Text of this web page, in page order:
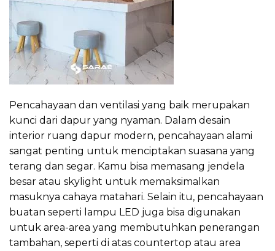
Pencahayaan dan ventilasi yang baik merupakan
kunci dari dapur yang nyaman. Dalam desain
interior ruang dapur modern, pencahayaan alami
sangat penting untuk menciptakan suasana yang
terang dan segar. Kamu bisa memasang jendela
besar atau skylight untuk memaksimalkan
masuknya cahaya matahari. Selain itu, pencahayaan
buatan seperti lampu LED juga bisa digunakan
untuk area-area yang membutuhkan penerangan
tambahan, seperti di atas countertop atau area